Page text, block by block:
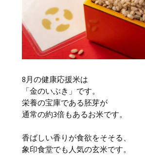
8月の健康応援米は
「金のいぶき」です。
栄養の宝庫である胚芽が
通常の約3倍もあるお米です。
香ばしい香りが食欲をそそる、
象印食堂でも人気の玄米です。